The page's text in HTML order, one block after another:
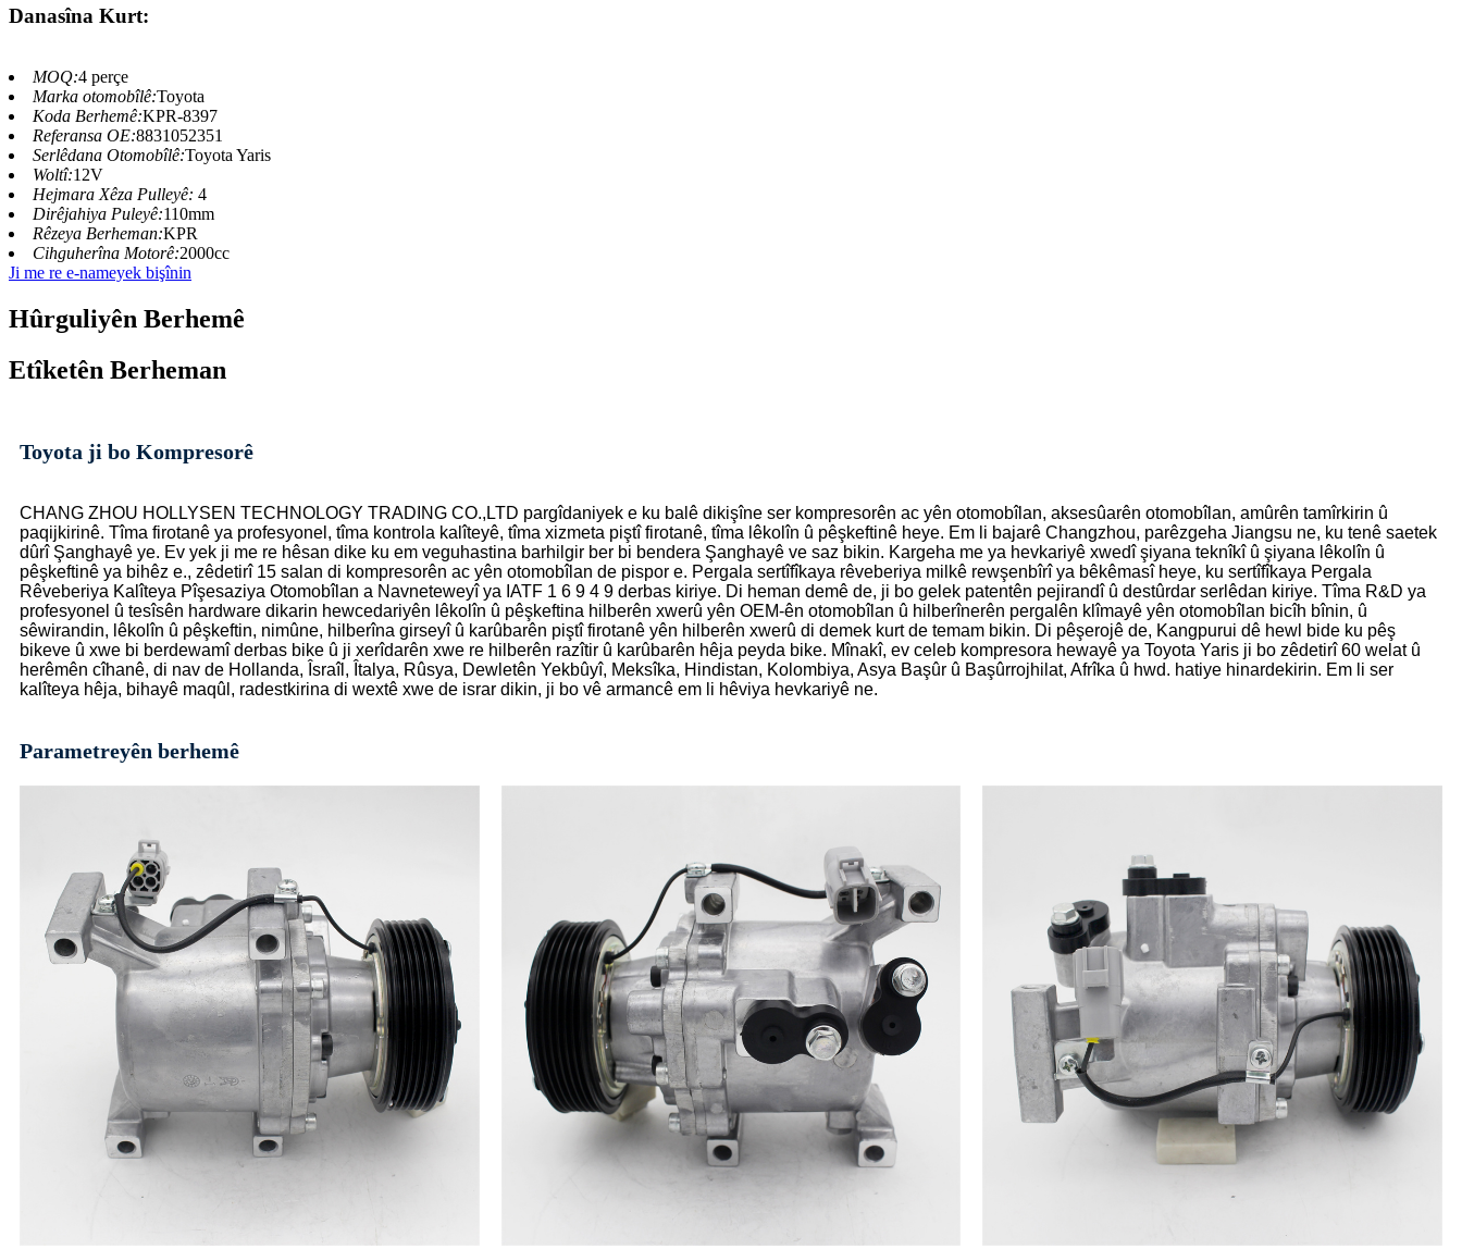
Danasîna Kurt:
MOQ:4 perçe
Marka otomobîlê:Toyota
Koda Berhemê:KPR-8397
Referansa OE:8831052351
Serlêdana Otomobîlê:Toyota Yaris
Woltî:12V
Hejmara Xêza Pulleyê: 4
Dirêjahiya Puleyê:110mm
Rêzeya Berheman:KPR
Cihguherîna Motorê:2000cc
Ji me re e-nameyek bişînin
Hûrguliyên Berhemê
Etîketên Berheman
Toyota ji bo Kompresorê
CHANG ZHOU HOLLYSEN TECHNOLOGY TRADING CO.,LTD pargîdaniyek e ku balê dikişîne ser kompresorên ac yên otomobîlan, aksesûarên otomobîlan, amûrên tamîrkirin û
paqijkirinê. Tîma firotanê ya profesyonel, tîma kontrola kalîteyê, tîma xizmeta piştî firotanê, tîma lêkolîn û pêşkeftinê heye. Em li bajarê Changzhou, parêzgeha Jiangsu ne, ku tenê saetek
dûrî Şanghayê ye. Ev yek ji me re hêsan dike ku em veguhastina barhilgir ber bi bendera Şanghayê ve saz bikin. Kargeha me ya hevkariyê xwedî şiyana teknîkî û şiyana lêkolîn û
pêşkeftinê ya bihêz e., zêdetirî 15 salan di kompresorên ac yên otomobîlan de pispor e. Pergala sertîfîkaya rêveberiya milkê rewşenbîrî ya bêkêmasî heye, ku sertîfîkaya Pergala
Rêveberiya Kalîteya Pîşesaziya Otomobîlan a Navneteweyî ya IATF 1 6 9 4 9 derbas kiriye. Di heman demê de, ji bo gelek patentên pejirandî û destûrdar serlêdan kiriye. Tîma R&D ya
profesyonel û tesîsên hardware dikarin hewcedariyên lêkolîn û pêşkeftina hilberên xwerû yên OEM-ên otomobîlan û hilberînerên pergalên klîmayê yên otomobîlan bicîh bînin, û
sêwirandin, lêkolîn û pêşkeftin, nimûne, hilberîna girseyî û karûbarên piştî firotanê yên hilberên xwerû di demek kurt de temam bikin. Di pêşerojê de, Kangpurui dê hewl bide ku pêş
bikeve û xwe bi berdewamî derbas bike û ji xerîdarên xwe re hilberên razîtir û karûbarên hêja peyda bike. Mînakî, ev celeb kompresora hewayê ya Toyota Yaris ji bo zêdetirî 60 welat û
herêmên cîhanê, di nav de Hollanda, Îsraîl, Îtalya, Rûsya, Dewletên Yekbûyî, Meksîka, Hindistan, Kolombiya, Asya Başûr û Başûrrojhilat, Afrîka û hwd. hatiye hinardekirin. Em li ser
kalîteya hêja, bihayê maqûl, radestkirina di wextê xwe de israr dikin, ji bo vê armancê em li hêviya hevkariyê ne.
Parametreyên berhemê